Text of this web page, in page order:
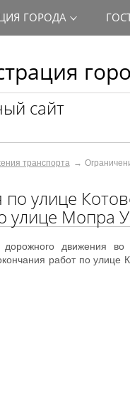
сайт
ГОРОДА
транспорта
улице
улице Мопра
движения во
работ по